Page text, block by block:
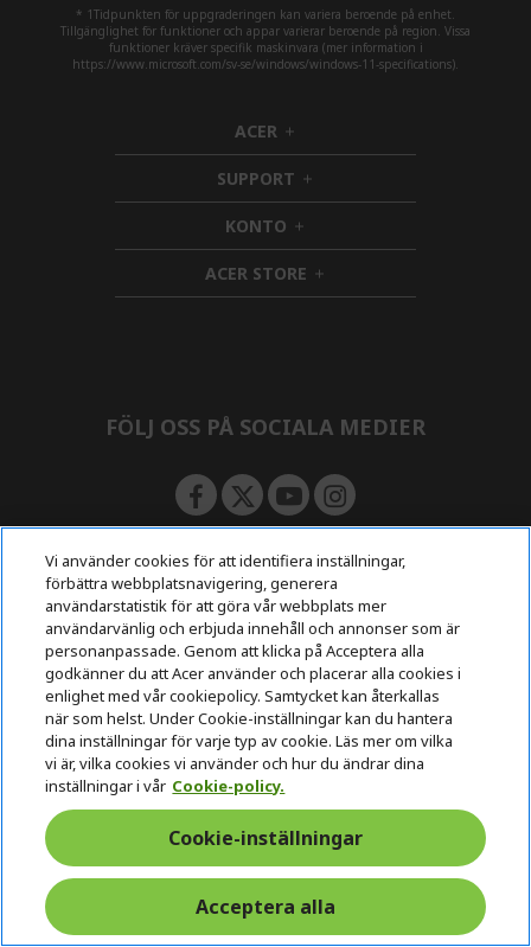
* 1Tidpunkten för uppgraderingen kan variera beroende på enhet.
Tillgänglighet för funktioner och appar varierar beroende på region. Vissa
funktioner kräver specifik maskinvara (mer information i
https://www.microsoft.com/sv-se/windows/windows-11-specifications).
ACER h
i
d
d
e
n
SUPPORT h
i
d
d
e
n
KONTO h
i
d
d
ACER STORE h
i
FÖLJ OSS PÅ SOCIALA MEDIER
Retur & ångerrätt
Ångra avtalet
Fri leverans
support
före och
efter köp
Säker
betalning
© 2026 Acer Inc.
CPYou BV är auktoriserad återförsäljare och försäljare av de
produkter och tjänster som erbjuds i denna butik.
Vi använder cookies för att identifiera inställningar,
förbättra webbplatsnavigering, generera
användarstatistik för att göra vår webbplats mer
användarvänlig och erbjuda innehåll och annonser som är
personanpassade. Genom att klicka på Acceptera alla
godkänner du att Acer använder och placerar alla cookies i
enlighet med vår cookiepolicy. Samtycket kan återkallas
när som helst. Under Cookie-inställningar kan du hantera
dina inställningar för varje typ av cookie. Läs mer om vilka
vi är, vilka cookies vi använder och hur du ändrar dina
inställningar i vår Cookie-policy.
Cookie-inställningar
Acceptera alla